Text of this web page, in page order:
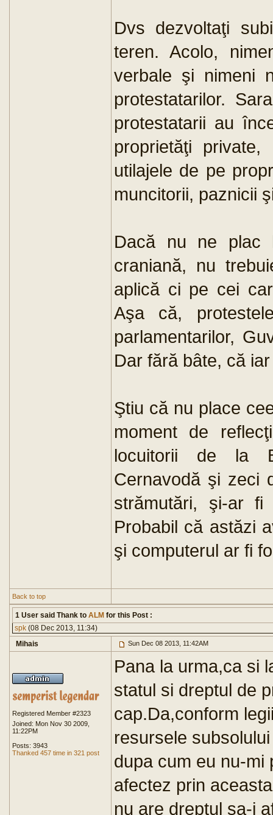
Dvs dezvoltaţi
teren. Acolo,
verbale şi nimeni
protestatarilor.
protestatarii au
proprietăţi
utilajele de pe
muncitorii, paznicii
Dacă nu ne plac
craniană, nu
aplică ci pe cei
Aşa că,
parlamentarilor,
Dar fără bâte, că
Ştiu că nu place
moment de
locuitorii de la
Cernavodă şi zeci
strămutări, şi-ar fi
Probabil că astăzi
şi computerul ar fi
Back to top
1 User said Thank to ALM for this Post :
spk (08 Dec 2013, 11:34)
Mihais
Sun Dec 08 2013, 11:42AM
Registered Member #2323
Joined: Mon Nov 30 2009,
11:22PM
Posts: 3943
Thanked 457 time in 321 post
Pana la urma,ca si
statul si dreptul de
cap.Da,conform
resursele
dupa cum eu nu-mi
afectez prin
nu are dreptul sa-i